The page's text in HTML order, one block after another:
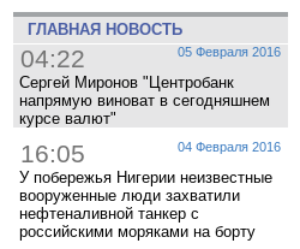
ГЛАВНАЯ НОВОСТЬ
05 Февраля 2016
04:22
Сергей Миронов "Центробанк
напрямую виноват в сегодняшнем
курсе валют"
04 Февраля 2016
16:05
У побережья Нигерии неизвестные
вооруженные люди захватили
нефтеналивной танкер с
российскими моряками на борту